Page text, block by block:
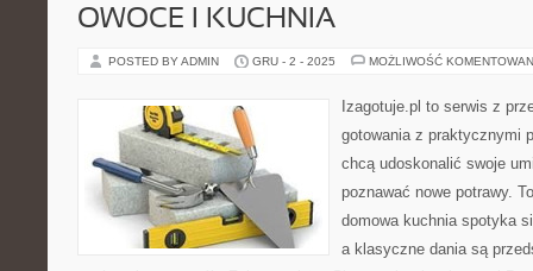
OWOCE I KUCHNIA
POSTED BY ADMIN GRU - 2 - 2025 MOŻLIWOŚĆ
Izagotuje.pl to serwis z
gotowania z praktycznymi
chcą udoskonalić swoje
poznawać nowe potrawy.
domowa kuchnia spotyka
a klasyczne dania są